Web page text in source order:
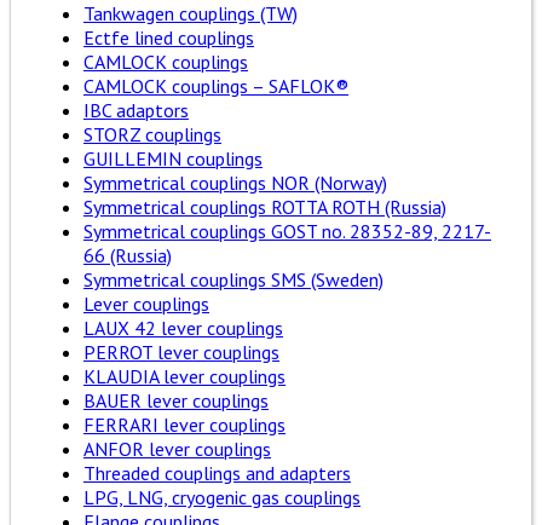
Tankwagen couplings (TW)
Ectfe lined couplings
CAMLOCK couplings
CAMLOCK couplings – SAFLOK®
IBC adaptors
STORZ couplings
GUILLEMIN couplings
Symmetrical couplings NOR (Norway)
Symmetrical couplings ROTTA ROTH (Russia)
Symmetrical couplings GOST no. 28352-89, 2217-
66 (Russia)
Symmetrical couplings SMS (Sweden)
Lever couplings
LAUX 42 lever couplings
PERROT lever couplings
KLAUDIA lever couplings
BAUER lever couplings
FERRARI lever couplings
ANFOR lever couplings
Threaded couplings and adapters
LPG, LNG, cryogenic gas couplings